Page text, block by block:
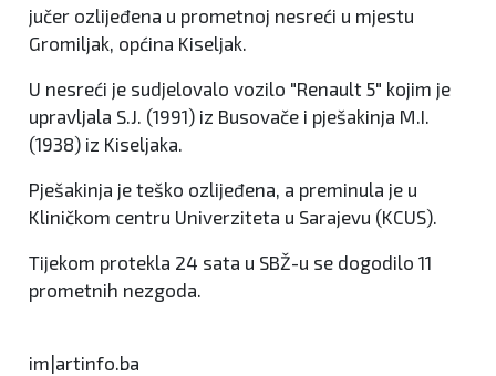
jučer ozlijeđena u prometnoj nesreći u mjestu
Gromiljak, općina Kiseljak.
U nesreći je sudjelovalo vozilo "Renault 5" kojim je
upravljala S.J. (1991) iz Busovače i pješakinja M.I.
(1938) iz Kiseljaka.
Pješakinja je teško ozlijeđena, a preminula je u
Kliničkom centru Univerziteta u Sarajevu (KCUS).
Tijekom protekla 24 sata u SBŽ-u se dogodilo 11
prometnih nezgoda.
im|artinfo.ba